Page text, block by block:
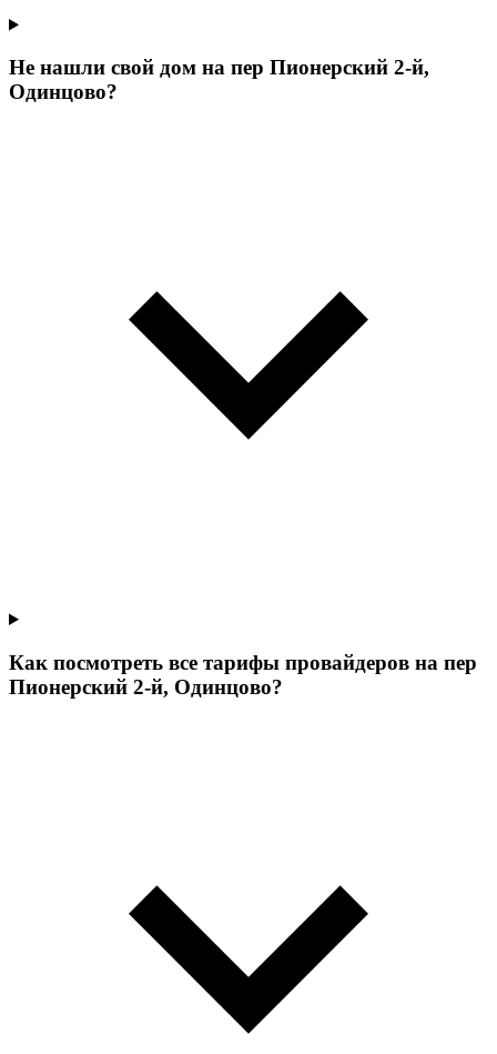
Не нашли свой дом на пер Пионерский 2-й,
Одинцово?
Как посмотреть все тарифы провайдеров на пер
Пионерский 2-й, Одинцово?